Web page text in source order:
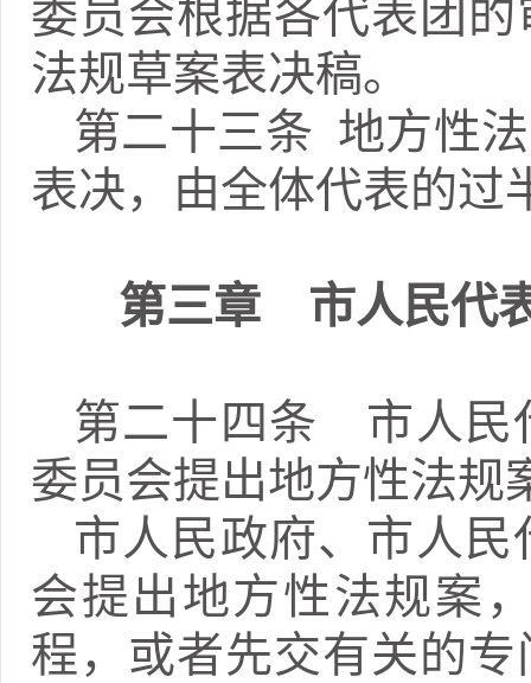
委员会根据各代表团
法规草案表决稿。
第二十三条 地方性
表决，由全体代表的过
第三章 市人民代
第二十四条 市人民
委员会提出地方性法规
市人民政府、市人
会提出地方性法规案
程，或者先交有关的